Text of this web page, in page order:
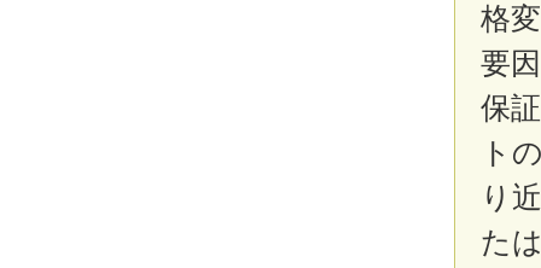
格
要
保
ト
り
た